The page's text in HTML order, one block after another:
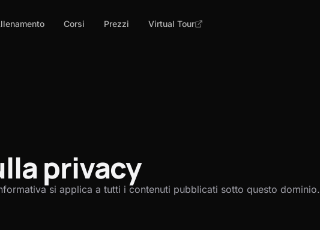
Corsi Prezzi Virtual Tour
privacy
si applica a tutti i contenuti pubblicati sotto questo dominio.